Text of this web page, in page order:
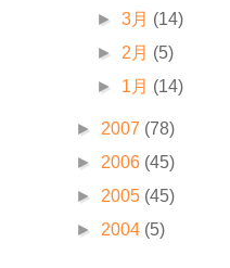
►3月 (14)
► 2月 (5)
► 1月 (14)
► 2007 (78)
► 2006 (45)
► 2005 (45)
► 2004 (5)